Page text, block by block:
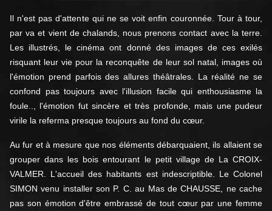
Il n'est pas d'attente qui ne se voit enfin couronnée. Tour à tour,
par va et vient de chalands, nous prenons contact avec la terre.
Les illustrés, le cinéma ont donné des images de ces exilés
risquant leur vie pour la reconquête de leur sol natal, images où
l'émotion prend parfois des allures théâtrales. La réalité ne se
confond pas toujours avec l'illusion facile qui enthousiasme la
foule.., l'émotion fut sincère et très profonde, mais une pudeur
virile la referma presque toujours au fond du cœur.
Au fur et à mesure que nos éléments débarquaient, ils allaient se
grouper dans les bois entourant le petit village de La CROIX-
VALMER. L'accueil des habitants est indescriptible. Le Colonel
SIMON venu installer son P. C. au Mas de CHAUSSE, ne cache
pas son émotion d'être embrassé de tout cœur par une femme